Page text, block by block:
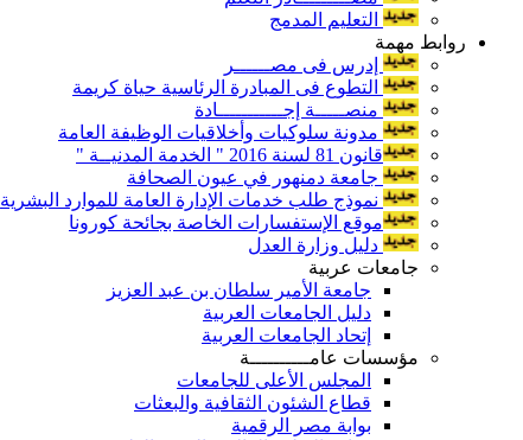
التعليم المدمج
روابط مهمة
إدرس فى مصــــــر
التطوع فى المبادرة الرئاسية حياة كريمة
منصـــــة إجـــــــــــادة
مدونة سلوكيات وأخلاقيات الوظيفة العامة
قانون 81 لسنة 2016 " الخدمة المدنيــة "
جامعة دمنهور في عيون الصحافة
نموذج طلب خدمات الإدارة العامة للموارد البشرية
موقع الإستفسارات الخاصة بجائحة كورونا
دليل وزارة العدل
جامعات عربية
جامعة الأمير سلطان بن عبد العزيز
دليل الجامعات العربية
إتحاد الجامعات العربية
مؤسسات عامــــــــــة
المجلس الأعلى للجامعات
قطاع الشئون الثقافية والبعثات
بوابة مصر الرقمية